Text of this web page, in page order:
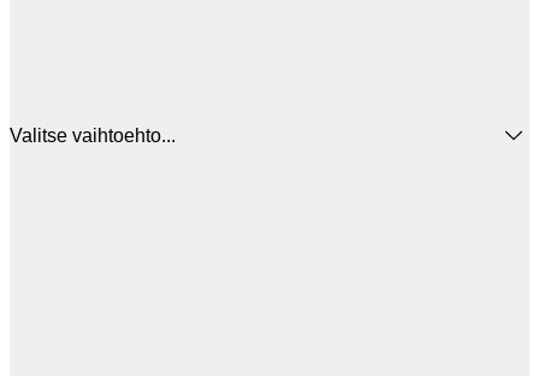
Valitse vaihtoehto...